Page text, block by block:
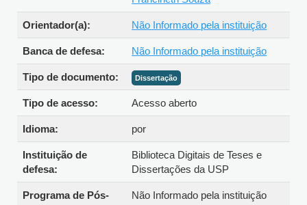
Autor(a) principal:
Coutinho, Soraya Paula
Francineth Souza
Orientador(a):
Não Informado pela instituição
Banca de defesa:
Não Informado pela instituição
Tipo de
documento:
Tipo de acesso:
Acesso aberto
Idioma:
por